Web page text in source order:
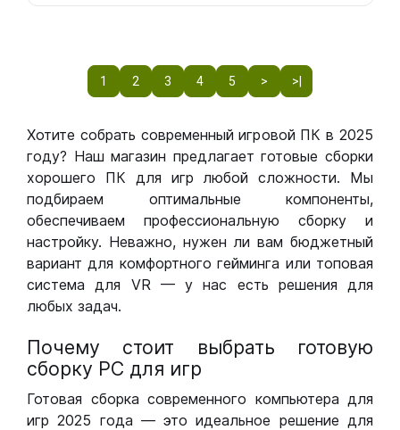
1 2 3 4 5 > >|
Хотите собрать современный игровой ПК в 2025
году? Наш магазин предлагает готовые сборки
хорошего ПК для игр любой сложности. Мы
подбираем оптимальные компоненты,
обеспечиваем профессиональную сборку и
настройку. Неважно, нужен ли вам бюджетный
вариант для комфортного гейминга или топовая
система для VR — у нас есть решения для
любых задач.
Почему стоит выбрать готовую
сборку РС для игр
Готовая сборка современного компьютера для
игр 2025 года — это идеальное решение для